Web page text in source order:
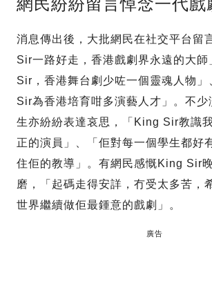
消息傳出後，大批網民在社交平台留
Sir一路好走，香港戲劇界永遠的大
Sir，香港舞台劇少咗一個靈魂人物
Sir為香港培育咁多演藝人才」。不少
生亦紛紛表達哀思，「King Sir教識
正的演員」、「佢對每一個學生都好
住佢的教導」。有網民感慨King Sir
磨，「起碼走得安詳，冇受太多苦，
世界繼續做佢最鍾意的戲劇」。
廣告